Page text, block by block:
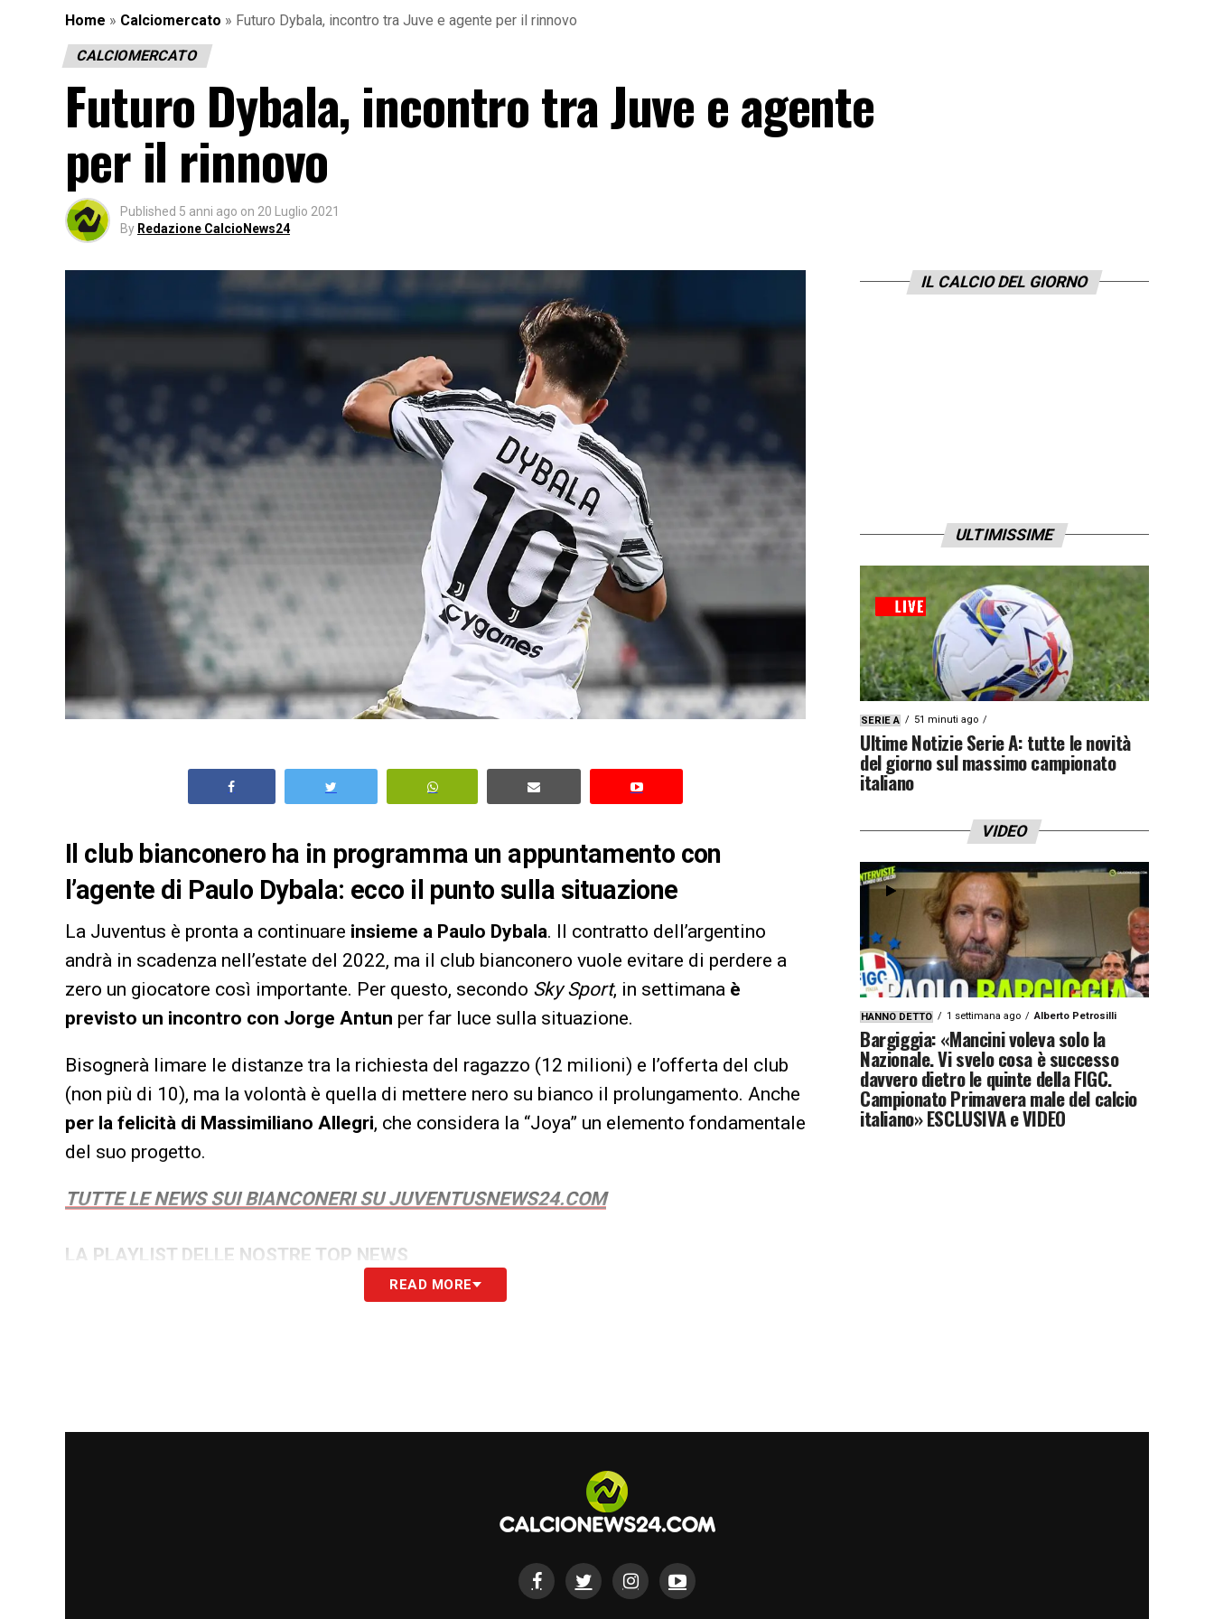
Home » Calciomercato » Futuro Dybala, incontro tra Juve e agente per il rinnovo
CALCIOMERCATO
Futuro Dybala, incontro tra Juve e agente
per il rinnovo
Published 5 anni ago on 20 Luglio 2021
By Redazione CalcioNews24
Il club bianconero ha in programma un appuntamento con
l’agente di Paulo Dybala: ecco il punto sulla situazione
La Juventus è pronta a continuare insieme a Paulo Dybala. Il contratto dell’argentino
andrà in scadenza nell’estate del 2022, ma il club bianconero vuole evitare di perdere a
zero un giocatore così importante. Per questo, secondo Sky Sport, in settimana è
previsto un incontro con Jorge Antun per far luce sulla situazione.
Bisognerà limare le distanze tra la richiesta del ragazzo (12 milioni) e l’offerta del club
(non più di 10), ma la volontà è quella di mettere nero su bianco il prolungamento. Anche
per la felicità di Massimiliano Allegri, che considera la “Joya” un elemento fondamentale
del suo progetto.
TUTTE LE NEWS SUI BIANCONERI SU JUVENTUSNEWS24.COM
LA PLAYLIST DELLE NOSTRE TOP NEWS
READ MORE
IL CALCIO DEL GIORNO
ULTIMISSIME
SERIE A 51 minuti ago
Ultime Notizie Serie A: tutte le novità
del giorno sul massimo campionato
italiano
VIDEO
HANNO DETTO 1 settimana ago Alberto Petrosilli
Bargiggia: «Mancini voleva solo la
Nazionale. Vi svelo cosa è successo
davvero dietro le quinte della FIGC.
Campionato Primavera male del calcio
italiano» ESCLUSIVA e VIDEO